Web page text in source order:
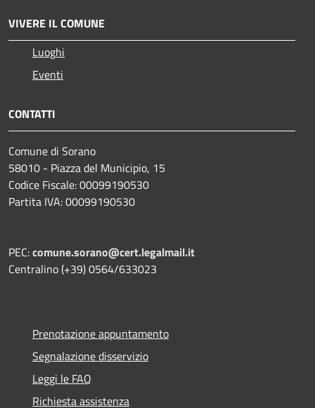
VIVERE IL COMUNE
Luoghi
Eventi
CONTATTI
Comune di Sorano
58010 - Piazza del Municipio, 15
Codice Fiscale: 00099190530
Partita IVA: 00099190530
PEC:comune.sorano@cert.legalmail.it
Centralino (+39) 0564/633023
Prenotazione appuntamento
Segnalazione disservizio
Leggi le FAQ
Richiesta assistenza